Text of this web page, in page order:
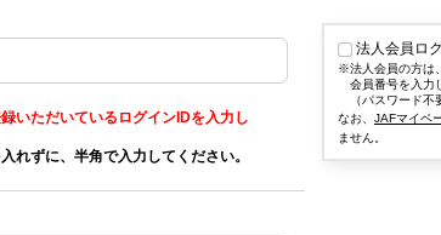
法人会員ロ
法人会員の方は
会員番号を入力
（パスワード不
なお、 JAFマイペ
ません。
いただいているログインIDを入力し
れずに、半角で入力してください。